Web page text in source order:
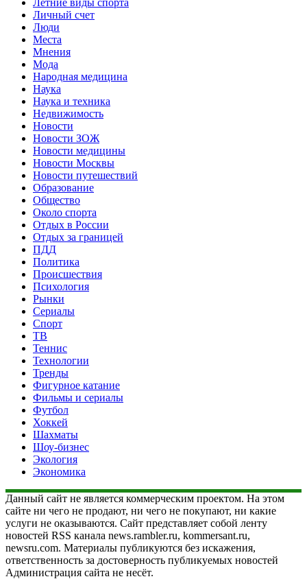
Личный счет
Люди
Места
Мнения
Мода
Народная медицина
Наука
Наука и техника
Недвижимость
Новости
Новости ЗОЖ
Новости медицины
Новости Москвы
Новости путешествий
Образование
Общество
Около спорта
Отдых в России
Отдых за границей
ПДД
Политика
Происшествия
Психология
Рынки
Сериалы
Спорт
ТВ
Теннис
Технологии
Тренды
Фигурное катание
Фильмы и сериалы
Футбол
Хоккей
Шахматы
Шоу-бизнес
Экология
Экономика
Данный сайт не является коммерческим проектом. На этом
сайте ни чего не продают, ни чего не покупают, ни какие
услуги не оказываются. Сайт представляет собой ленту
новостей RSS канала news.rambler.ru, kommersant.ru,
newsru.com. Материалы публикуются без искажения,
ответственность за достоверность публикуемых новостей
Администрация сайта не несёт.